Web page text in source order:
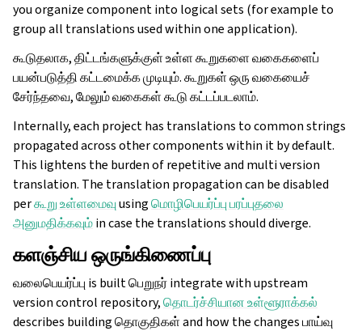
you organize component into logical sets (for example to
group all translations used within one application).
கூடுதலாக, திட்டங்களுக்குள் உள்ள கூறுகளை வகைகளைப்
பயன்படுத்தி கட்டமைக்க முடியும். கூறுகள் ஒரு வகையைச்
சேர்ந்தவை, மேலும் வகைகள் கூடு கட்டப்படலாம்.
Internally, each project has translations to common strings
propagated across other components within it by default.
This lightens the burden of repetitive and multi version
translation. The translation propagation can be disabled
perகூறு உள்ளமைவுusingமொழிபெயர்ப்பு பரப்புதலை
அனுமதிக்கவும்in case the translations should diverge.
களஞ்சிய ஒருங்கிணைப்பு
வலைபெயர்ப்பு is built பெறுநர் integrate with upstream
version control repository,தொடர்ச்சியான உள்ளூராக்கல்
describes building தொகுதிகள் and how the changes பாய்வு